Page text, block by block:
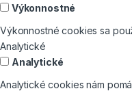
Výkonnostné
Výkonnostné cookies sa
Analytické
Analytické
Analytické cookies nám